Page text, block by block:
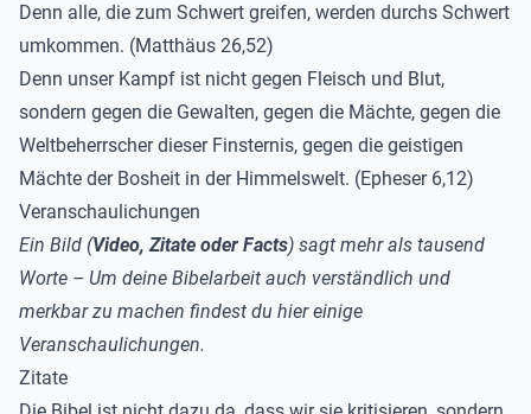
Denn alle, die zum Schwert greifen, werden durchs Schwert
umkommen. (Matthäus 26,52)
Denn unser Kampf ist nicht gegen Fleisch und Blut,
sondern gegen die Gewalten, gegen die Mächte, gegen die
Weltbeherrscher dieser Finsternis, gegen die geistigen
Mächte der Bosheit in der Himmelswelt. (Epheser 6,12)
Veranschaulichungen
Ein Bild (Video, Zitate oder Facts) sagt mehr als tausend
Worte – Um deine Bibelarbeit auch verständlich und
merkbar zu machen findest du hier einige
Veranschaulichungen.
Zitate